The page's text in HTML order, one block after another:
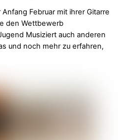
Februar mit ihrer Gitarre
den Wettbewerb
Musiziert auch anderen
und noch mehr zu erfahren,